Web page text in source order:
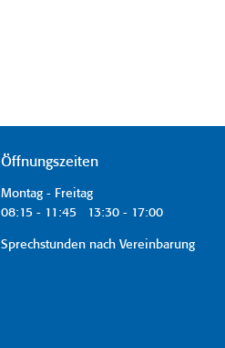
Öffnungszeiten
Montag - Freitag
08:15 - 11:45 13:30 - 17:00
Sprechstunden nach Vereinbarung